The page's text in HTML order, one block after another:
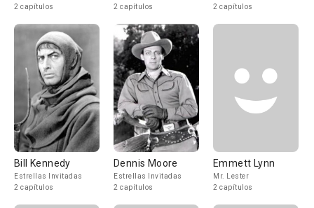
2 capítulos
2 capítulos
2 capítulos
Bill Kennedy
Estrellas Invitadas
2 capítulos
Dennis Moore
Estrellas Invitadas
2 capítulos
Emmett Lynn
Mr. Lester
2 capítulos